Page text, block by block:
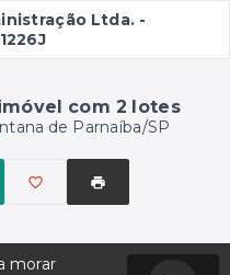
Ltda. -
com 2 lotes
de Parnaíba/SP
morar